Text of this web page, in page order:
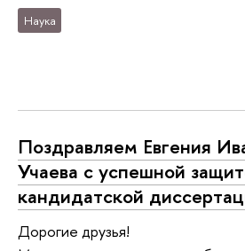
Наука
Поздравляем Евгения
Учаева с успешной
кандидатской
Дорогие друзья!